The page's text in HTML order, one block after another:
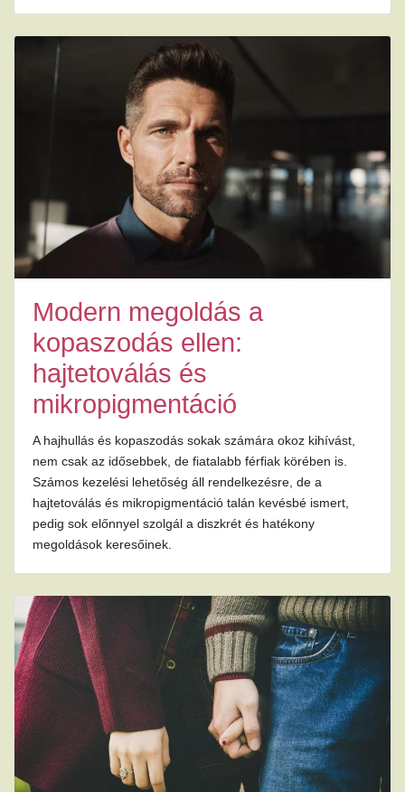
Modern megoldás a
kopaszodás ellen:
hajtetoválás és
mikropigmentáció
A hajhullás és kopaszodás sokak számára okoz kihívást,
nem csak az idősebbek, de fiatalabb férfiak körében is.
Számos kezelési lehetőség áll rendelkezésre, de a
hajtetoválás és mikropigmentáció talán kevésbé ismert,
pedig sok előnnyel szolgál a diszkrét és hatékony
megoldások keresőinek.